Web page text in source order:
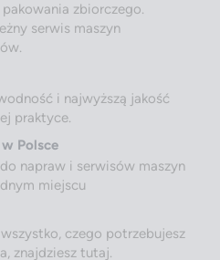
zbiorczego.
serwis maszyn
i najwyższą jakość
praktyce.
Polsce
napraw i serwisów maszyn
miejscu
czego potrzebujesz
znajdziesz tutaj.